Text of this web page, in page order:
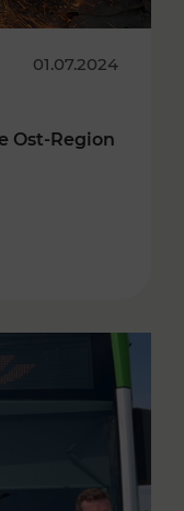
01.07.2024
Ost-Region